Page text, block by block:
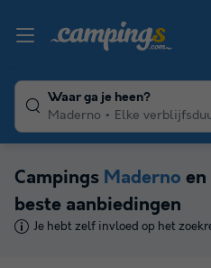
Waar ga je heen?
Maderno
Elke
Campings Maderno en
beste aanbiedingen
Je hebt zelf invloed op het